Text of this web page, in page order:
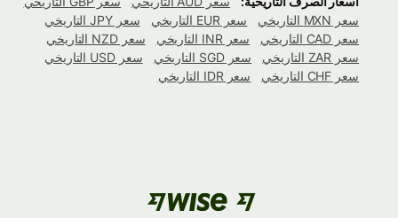
سعر MXN التاريخي
سعر EUR التاريخي
سعر JPY التاريخي
سعر CAD التاريخي
سعر INR التاريخي
سعر NZD التاريخي
سعر ZAR التاريخي
سعر SGD التاريخي
سعر USD التاريخي
سعر CHF التاريخي
سعر IDR التاريخي